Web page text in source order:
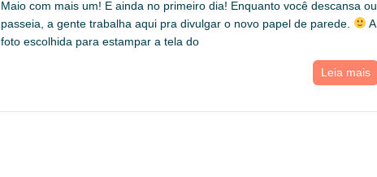
Maio com mais um! E ainda no primeiro dia! Enquanto você descansa ou
passeia, a gente trabalha aqui pra divulgar o novo papel de parede.
A
foto escolhida para estampar a tela do
Leia mais